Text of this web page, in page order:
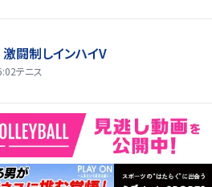
闘制しインハイV
テニス